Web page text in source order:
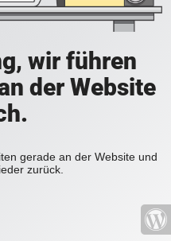
wir führen
der Website
gerade an der Website und
zurück.